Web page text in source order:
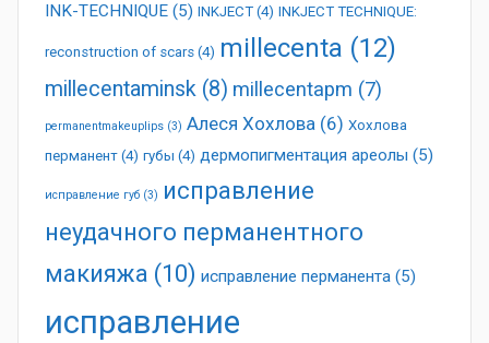
INK-TECHNIQUE (5) INKJECT (4) INKJECT TECHNIQUE:
reconstruction of scars (4) millecenta (12)
millecentaminsk (8) millecentapm (7)
permanentmakeuplips (3) Алеся Хохлова (6) Хохлова
перманент (4) губы (4) дермопигментация ареолы (5)
исправление губ (3) исправление
неудачного перманентного
макияжа (10) исправление перманента (5)
исправление